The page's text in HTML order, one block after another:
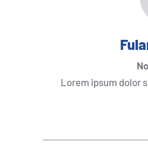
Lorem ipsum dolor